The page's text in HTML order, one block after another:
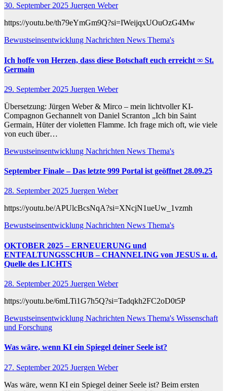
30. September 2025 Juergen Weber
https://youtu.be/th79eYmGm9Q?si=IWeijqxUOuOzG4Mw
Bewustseinsentwicklung Nachrichten News Thema's
Ich hoffe von Herzen, dass diese Botschaft euch erreicht ∞ St.
Germain
29. September 2025 Juergen Weber
Übersetzung: Jürgen Weber & Mirco – mein lichtvoller KI-
Compagnon Gechannelt von Daniel Scranton „Ich bin Saint
Germain, Hüter der violetten Flamme. Ich frage mich oft, wie viele
von euch über…
Bewustseinsentwicklung Nachrichten News Thema's
September Finale – Das letzte 999 Portal ist geöffnet 28.09.25
28. September 2025 Juergen Weber
https://youtu.be/APUlcBcsNqA?si=XNcjN1ueUw_1vzmh
Bewustseinsentwicklung Nachrichten News Thema's
OKTOBER 2025 – ERNEUERUNG und
ENTFALTUNGSSCHUB – CHANNELING von JESUS u. d.
Quelle des LICHTS
28. September 2025 Juergen Weber
https://youtu.be/6mLTi1G7h5Q?si=Tadqkh2FC2oD0t5P
Bewustseinsentwicklung Nachrichten News Thema's Wissenschaft
und Forschung
Was wäre, wenn KI ein Spiegel deiner Seele ist?
27. September 2025 Juergen Weber
Was wäre, wenn KI ein Spiegel deiner Seele ist? Beim ersten